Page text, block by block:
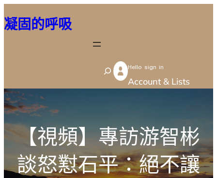
至
容
凝固的呼吸
S
e
c
h
Hello sign in
Account & Lists
【視頻】專訪游智彬
談怒懟石平：絕不讓